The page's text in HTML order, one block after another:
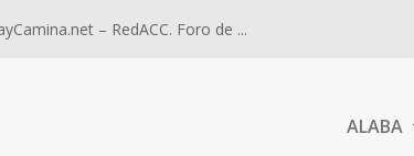
– RedACC. Foro de ...
ALABA